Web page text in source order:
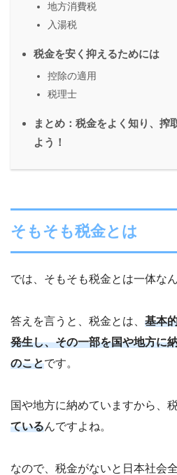
地方消費税
入湯税
税金を安く抑えるためには
控除の適用
税理士
まとめ：税金をよく知り、搾
よう！
そもそも税金とは
では、そもそも税金とは一体な
答えを言うと、税金とは、 基本
発生し、その一部を国や地方に
のことです。
国や地方に納めていますから、
ているんですよね。
なので、税金がないと日本社会